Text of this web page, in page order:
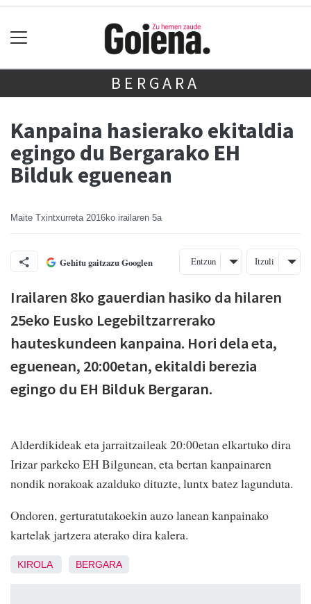
BERGARA
Kanpaina hasierako ekitaldia
egingo du Bergarako EH
Bilduk eguenean
Maite Txintxurreta 2016ko irailaren 5a
Gehitu gaitzazu Googlen Entzun Itzuli
Irailaren 8ko gauerdian hasiko da hilaren
25eko Eusko Legebiltzarrerako
hauteskundeen kanpaina. Hori dela eta,
eguenean, 20:00etan, ekitaldi berezia
egingo du EH Bilduk Bergaran.
Alderdikideak eta jarraitzaileak 20:00etan elkartuko dira
Irizar parkeko EH Bilgunean, eta bertan kanpainaren
nondik norakoak azalduko dituzte, luntx batez lagunduta.
Ondoren, gerturatutakoekin auzo lanean kanpainako
kartelak jartzera aterako dira kalera.
KIROLA BERGARA